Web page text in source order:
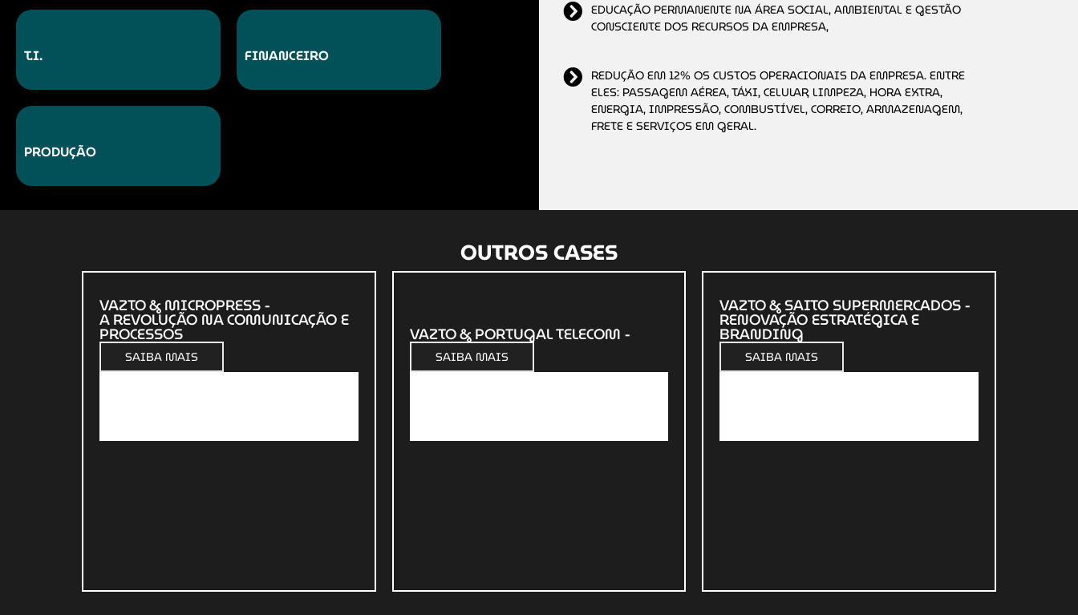
T.I. FINANCEIRO
PRODUÇÃO
EDUCAÇÃO PERMANENTE NA ÁREA SOCIAL, AMBIENTAL E GESTÃO
CONSCIENTE DOS RECURSOS DA EMPRESA,
REDUÇÃO EM 12% OS CUSTOS OPERACIONAIS DA EMPRESA. ENTRE
ELES: PASSAGEM AÉREA, TÁXI, CELULAR, LIMPEZA, HORA EXTRA,
ENERGIA, IMPRESSÃO, COMBUSTÍVEL, CORREIO, ARMAZENAGEM,
FRETE E SERVIÇOS EM GERAL.
OUTROS CASES
VAZTO & MICROPRESS -
A REVOLUÇÃO NA COMUNICAÇÃO E
PROCESSOS
SAIBA MAIS
VAZTO & PORTUGAL TELECOM -
SAIBA MAIS
VAZTO & SAITO SUPERMERCADOS -
RENOVAÇÃO ESTRATÉGICA E
BRANDING
SAIBA MAIS